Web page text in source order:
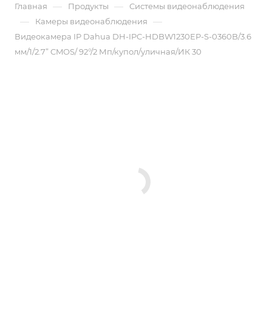
Главная — Продукты — Системы видеонаблюдения
— Камеры видеонаблюдения —
Видеокамера IP Dаhua DH-IPC-HDBW1230EP-S-0360B/3.6
мм/1/2.7” CMOS/ 92°/2 Мп/купол/уличная/ИК 30